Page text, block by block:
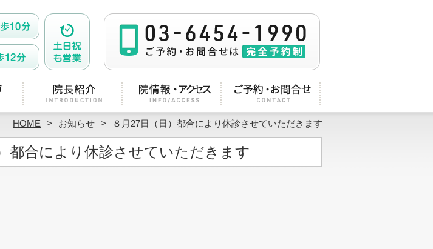
HOME お知らせ ８月27日（日）都合により休診させていただきます
都合により休診させていただきます